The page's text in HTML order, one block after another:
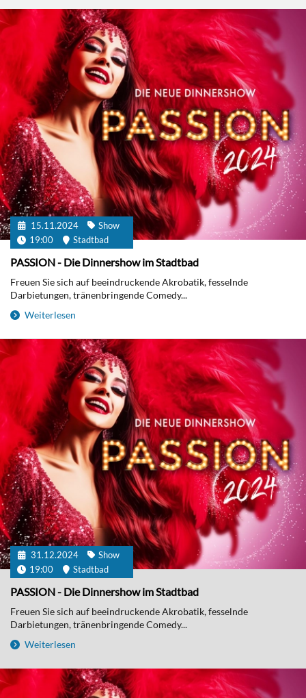
15.11.2024
Show
19:00
Stadtbad
PASSION - Die Dinnershow im Stadtbad
Freuen Sie sich auf beeindruckende Akrobatik, fesselnde
Darbietungen, tränenbringende Comedy...
Weiterlesen
31.12.2024
Show
19:00
Stadtbad
PASSION - Die Dinnershow im Stadtbad
Freuen Sie sich auf beeindruckende Akrobatik, fesselnde
Darbietungen, tränenbringende Comedy...
Weiterlesen